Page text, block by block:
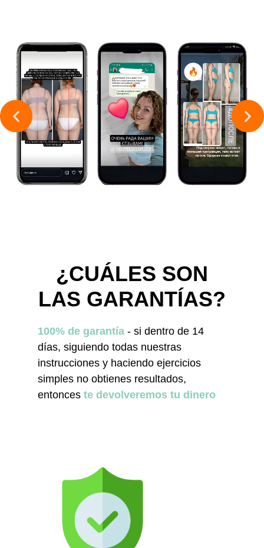
¿CUÁLES SON
LAS GARANTÍAS?
100% de garantía - si dentro de 14
días, siguiendo todas nuestras
instrucciones y haciendo ejercicios
simples no obtienes resultados,
entonces te devolveremos tu dinero